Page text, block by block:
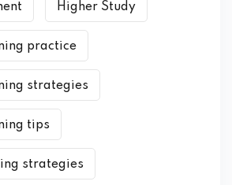
Higher Study
practice
strategies
tips
strategies